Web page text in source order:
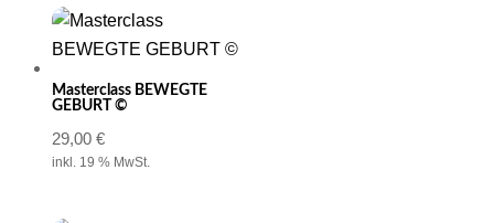
Masterclass BEWEGTE
GEBURT ©
29,00€
inkl. 19 % MwSt.